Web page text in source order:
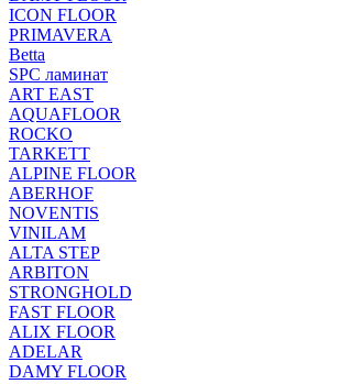
ICON FLOOR
PRIMAVERA
Betta
SPC ламинат
ART EAST
AQUAFLOOR
ROCKO
TARKETT
ALPINE FLOOR
ABERHOF
NOVENTIS
VINILAM
ALTA STEP
ARBITON
STRONGHOLD
FAST FLOOR
ALIX FLOOR
ADELAR
DAMY FLOOR